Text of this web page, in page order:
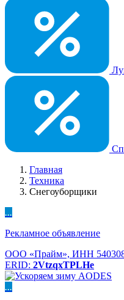
Главная
Техника
Снегоуборщики
...
Рекламное объявление
ООО «Прайм», ИНН
ERID: 2VtzqxTPLHe
...